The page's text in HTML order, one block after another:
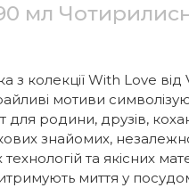
мл
колекції With Love від
мотиви
родини, друзів,
знайомих,
та якісних
миття у